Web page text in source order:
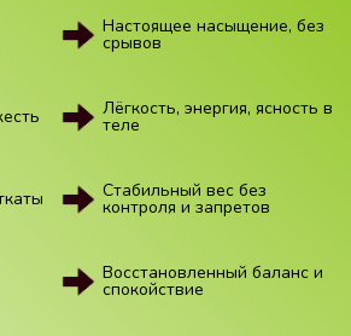
Настоящее насыщение, без
срывов
Лёгкость, энергия, ясность в
теле
Стабильный вес без
контроля и запретов
Восстановленный баланс и
спокойствие